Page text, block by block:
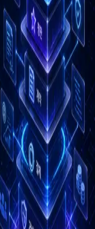
아보고, 함께 자주 등장
있습니다.
%#agent-market-
%#agent-settlement-rails공
economy공동문서1
연관도100 % #identity-
100 %#reputation-enables-
stack-map공동문서
관도33 %